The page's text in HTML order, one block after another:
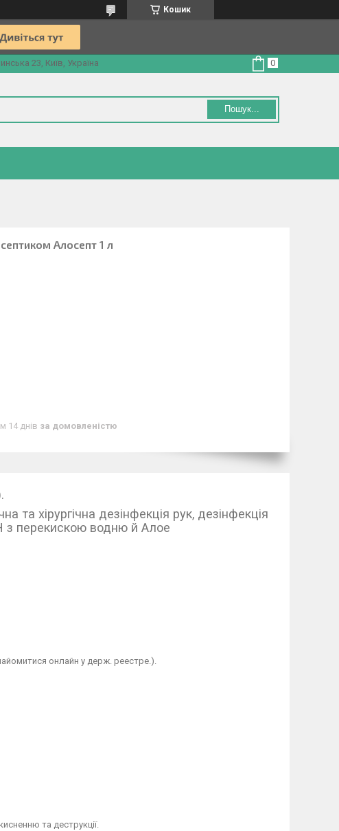
Кошик
23, Київ, Україна
Пошук...
Алосепт 1 л
14 днів за домовленістю
та хірургічна дезінфекція рук, дезінфекція
з перекискою водню й Алое
онлайн у держ. реестре.).
та деструкції.